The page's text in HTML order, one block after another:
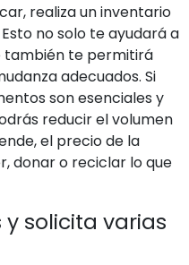
realiza un inventario
no solo te ayudará a
también te permitirá
adecuados. Si
son esenciales y
reducir el volumen
el precio de la
donar o reciclar lo que
solicita varias